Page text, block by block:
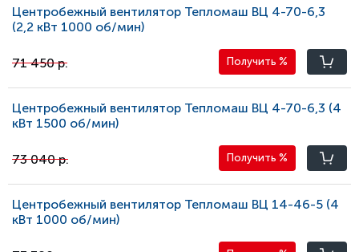
Центробежный вентилятор Тепломаш ВЦ 4-70-6,3
(2,2 кВт 1000 oб/мин)
71 450 р. Получить %
Центробежный вентилятор Тепломаш ВЦ 4-70-6,3 (4
кВт 1500 oб/мин)
73 040 р. Получить %
Центробежный вентилятор Тепломаш ВЦ 14-46-5 (4
кВт 1000 oб/мин)